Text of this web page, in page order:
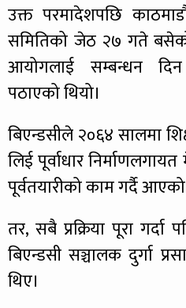
उक्त परमादेशपछि काठमाडौं
समितिको जेठ २७ गते
आयोगलाई सम्बन्धन दिन
पठाएको थियो।
बिएन्डसीले २०६४ सालमा
लिई पूर्वाधार
पूर्वतयारीको काम गर्दै आएको
तर, सबै प्रक्रिया पूरा
बिएन्डसी सञ्चालक दुर्गा
थिए।